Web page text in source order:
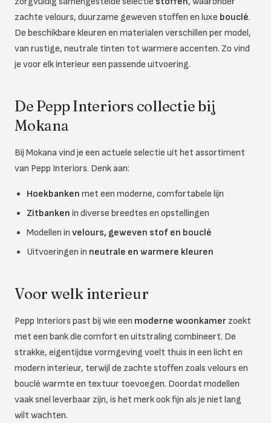
zachte velours, duurzame geweven stoffen en luxe bouclé.
De beschikbare kleuren en materialen verschillen per model,
van rustige, neutrale tinten tot warmere accenten. Zo vind
je voor elk interieur een passende uitvoering.
De Pepp Interiors collectie bij
Mokana
Bij Mokana vind je een actuele selectie uit het assortiment
van Pepp Interiors. Denk aan:
Hoekbanken met een moderne, comfortabele lijn
Zitbanken in diverse breedtes en opstellingen
Modellen in velours, geweven stof en bouclé
Uitvoeringen in neutrale en warmere kleuren
Voor welk interieur
Pepp Interiors past bij wie een moderne woonkamerzoekt
met een bank die comfort en uitstraling combineert. De
strakke, eigentijdse vormgeving voelt thuis in een licht en
modern interieur, terwijl de zachte stoffen zoals velours en
bouclé warmte en textuur toevoegen. Doordat modellen
vaak snel leverbaar zijn, is het merk ook fijn als je niet lang
wilt wachten.